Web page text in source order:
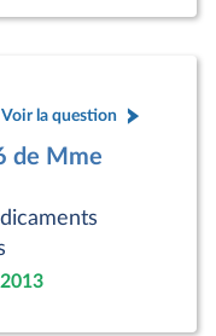
Voir la question
de Mme